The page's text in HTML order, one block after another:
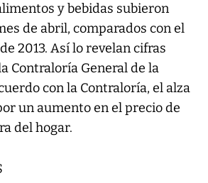
y bebidas subieron
de abril, comparados con el
2013. Así lo revelan cifras
Contraloría General de la
con la Contraloría, el alza
un aumento en el precio de
del hogar.